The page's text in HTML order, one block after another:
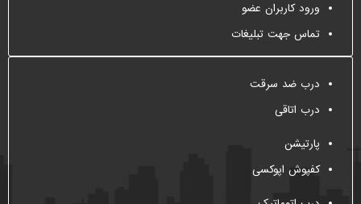
ورود کاربران عضو
تماس جهت تبلیغات
درب ضد سرقت
درب اتاقی
پارتیشن
کفپوش اپوکسی